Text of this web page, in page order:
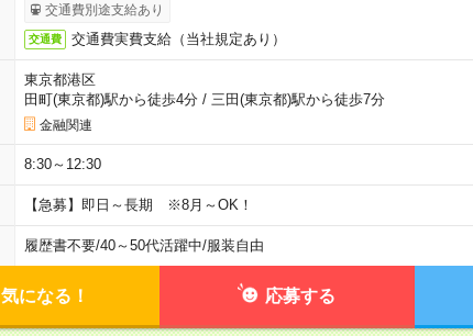
交通費別途支給あり
交通費 交通費実費支給（当社規定あり）
東京都港区
田町(東京都)駅から徒歩4分/ 三田(東京都)駅から徒歩7分
金融関連
8:30～12:30
【急募】即日～長期 ※8月～OK！
履歴書不要/40～50代活躍中/服装自由
気になる！ 応募する